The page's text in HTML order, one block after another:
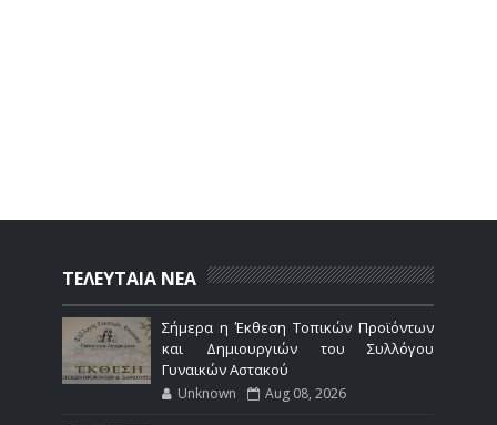
ΤΕΛΕΥΤΑΙΑ ΝΕΑ
Σήμερα η Έκθεση Τοπικών Προϊόντων
και Δημιουργιών του Συλλόγου
Γυναικών Αστακού
Unknown Aug 08, 2026